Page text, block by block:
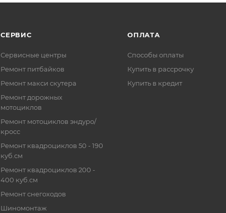
СЕРВИС
Сервисные центры
Ремонт питбайков
Ремонт макси скутера
Ремонт дорожных
мотоциклов
Ремонт мотоциклов эндуро/
кросс
Ремонт квадроциклов 50 - 190
куб.см
Ремонт квадроциклов 200 -
400 куб.см
Ремонт снегоходов
Шиномонтаж
ОПЛАТА
Способы оплаты
Купить в рассрочку
Купить в кредит